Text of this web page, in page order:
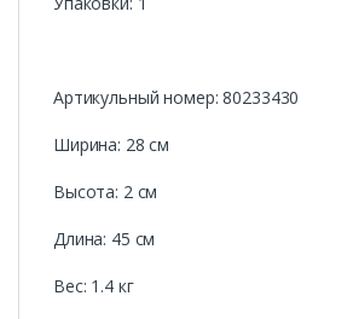
Артикульный номер: 80233430
Ширина: 28 см
Высота: 2 см
Длина: 45 см
Вес: 1.4 кг